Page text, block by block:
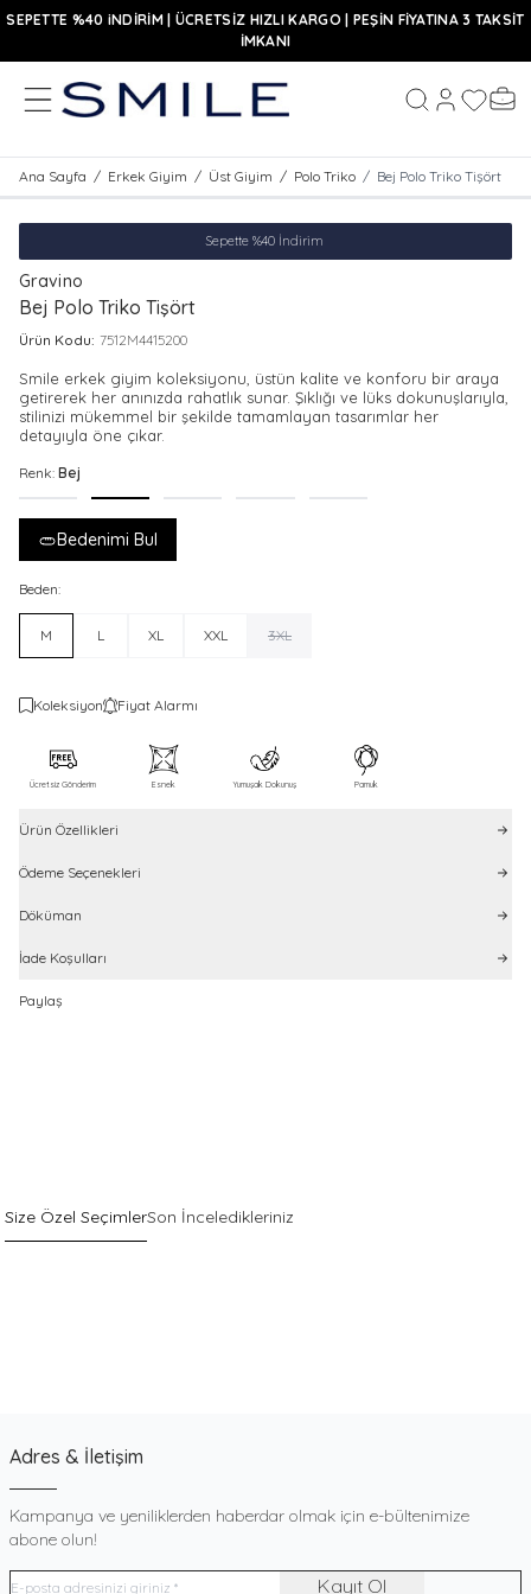
SEPETTE %40 iNDİRİM | ÜCRETSİZ HIZLI KARGO | PEŞİN FİYATINA 3 TAKSİT
İMKANI
MENÜ Hesabım
Ana Sayfa / Erkek Giyim / Üst Giyim / Polo Triko / Bej Polo Triko Tişört
Sepette %40 İndirim
Gravino
Bej Polo Triko Tişört
Ürün Kodu: 7512M4415200
Smile erkek giyim koleksiyonu, üstün kalite ve konforu bir araya
getirerek her anınızda rahatlık sunar. Şıklığı ve lüks dokunuşlarıyla,
stilinizi mükemmel bir şekilde tamamlayan tasarımlar her
detayıyla öne çıkar.
Renk: Bej
Bedenimi Bul
Beden:
M L XL XXL 3XL
Koleksiyon Fiyat Alarmı
Ücretsiz Gönderim Esnek Yumuşak Dokunuş Pamuk
Ürün Özellikleri
Ödeme Seçenekleri
Döküman
İade Koşulları
Paylaş
Size Özel SeçimlerSon İnceledikleriniz
Adres & İletişim
Kampanya ve yeniliklerden haberdar olmak için e-bültenimize
abone olun!
Kayıt Ol